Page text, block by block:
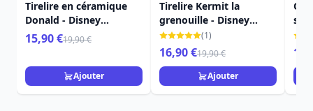
Tirelire en céramique
Donald - Disney
Showcase
15,90 €19,90 €
Ajouter
Tirelire Kermit la
grenouille - Disney
Showcase Muppets
(1)
16,90 €19,90 €
Ajouter
sac